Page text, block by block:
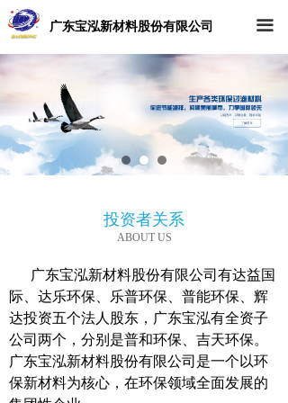
끀
广东宝泓新材料股份有限公司
投资者关系
ABOUT US
广东宝泓新材料股份有限公司有达益国
际、达乐环保、乐普环保、普能环保、辉
达投资五个法人股东，广东宝泓有全资子
公司两个，分别是普和环保、吉天环保。
广东宝泓新材料股份有限公司是一个以环
保新材料为核心，在环保领域全面发展的